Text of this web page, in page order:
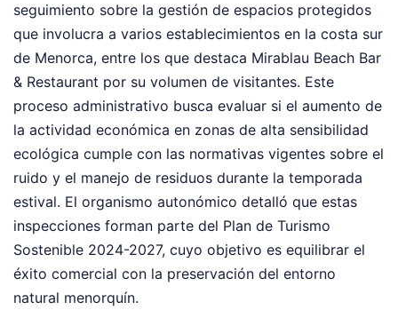
seguimiento sobre la gestión de espacios protegidos
que involucra a varios establecimientos en la costa sur
de Menorca, entre los que destaca Mirablau Beach Bar
& Restaurant por su volumen de visitantes. Este
proceso administrativo busca evaluar si el aumento de
la actividad económica en zonas de alta sensibilidad
ecológica cumple con las normativas vigentes sobre el
ruido y el manejo de residuos durante la temporada
estival. El organismo autonómico detalló que estas
inspecciones forman parte del Plan de Turismo
Sostenible 2024-2027, cuyo objetivo es equilibrar el
éxito comercial con la preservación del entorno
natural menorquín.